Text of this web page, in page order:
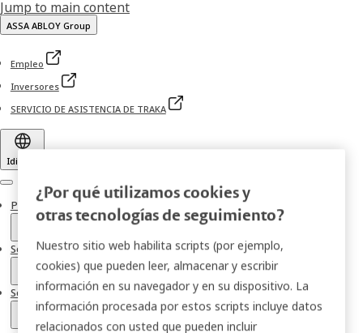
Jump to main content
ASSA ABLOY Group
Empleo
Inversores
SERVICIO DE ASISTENCIA DE TRAKA
Idioma
Menu
Productos
Soluciones
Servicios
¿Por qué utilizamos cookies y
otras tecnologías de seguimiento?
Nuestro sitio web habilita scripts (por ejemplo,
cookies) que pueden leer, almacenar y escribir
información en su navegador y en su dispositivo. La
información procesada por estos scripts incluye datos
relacionados con usted que pueden incluir